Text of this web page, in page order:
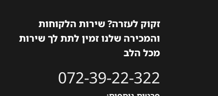
זקוק לעזרה? שירות הלקוחות
והמכירה שלנו זמין לתת לך שירות
מכל הלב
072-39-22-322